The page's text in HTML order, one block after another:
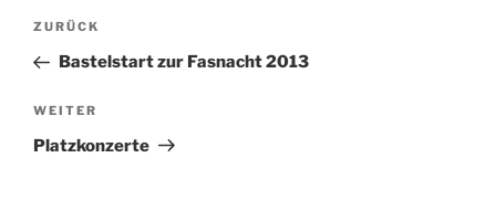
Beitragsnavigation
Vorheriger
Beitrag
ZURÜCK
Bastelstart zur Fasnacht 2013
Nächster
Beitrag
WEITER
Platzkonzerte